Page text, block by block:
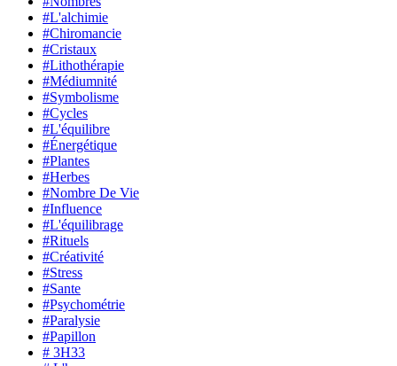
#L'alchimie
#Chiromancie
#Cristaux
#Lithothérapie
#Médiumnité
#Symbolisme
#Cycles
#L'équilibre
#Énergétique
#Plantes
#Herbes
#Nombre De Vie
#Influence
#L'équilibrage
#Rituels
#Créativité
#Stress
#Sante
#Psychométrie
#Paralysie
#Papillon
# 3H33